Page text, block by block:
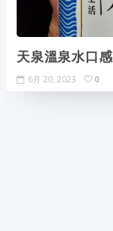
天泉溫泉水口感
6月 20, 2023 0